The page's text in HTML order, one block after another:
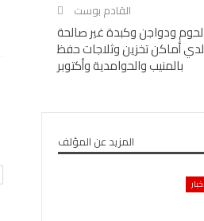
القادم بوست
لحوم ودواجن وكبدة غير صالحة
أماكن تخزين وثلاجات حفظ
بالمنيب والحوامدية وأكتوبر
المزيد عن المؤلف
AKHERALANBAAEG 9 ساعات منذ 0
اقتصاد